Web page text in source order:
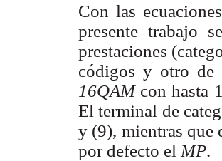
Con las
presente trabajo
prestaciones
códigos y otro de
16QAM con hasta
El terminal de
y (9), mientras que
por defecto el MP.